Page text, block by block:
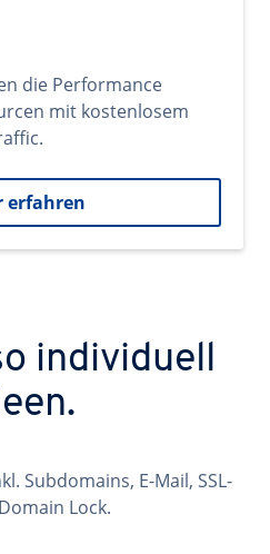
die Performance
mit kostenlosem
erfahren
individuell
Subdomains, E-Mail, SSL-
Lock.